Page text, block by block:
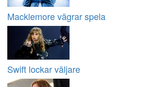
Macklemore vägrar spela
Swift lockar väljare